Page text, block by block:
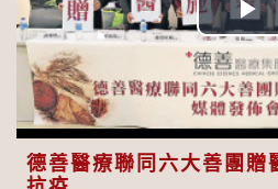
德善醫療聯同六大善團贈